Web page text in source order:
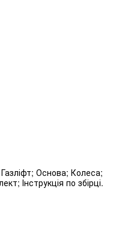
Основа; Колеса;
Інструкція по збірці.